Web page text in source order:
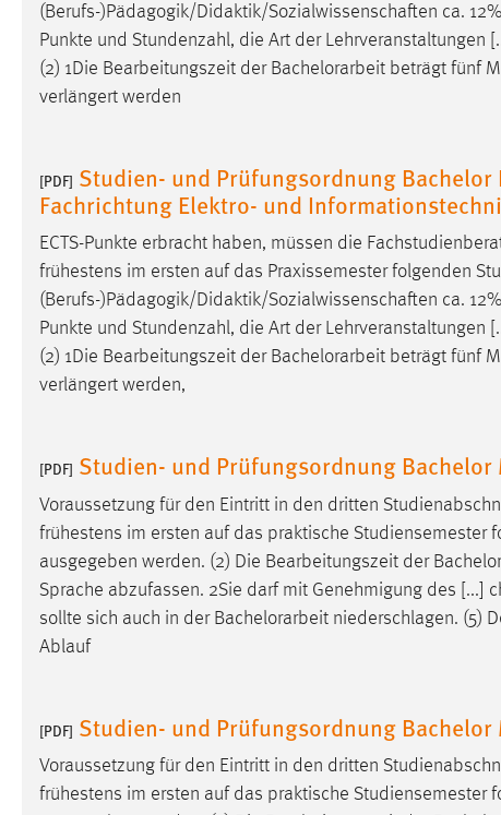
(Berufs-)Pädagogik/Didaktik/Sozialwissenschaften ca.
Punkte und Stundenzahl, die Art der
(2) 1Die Bearbeitungszeit der Bachelorarbeit beträgt fünf
verlängert werden
[PDF] Studien- und Prüfungsordnung
Fachrichtung Elektro- und
ECTS-Punkte erbracht haben, müssen die
frühestens im ersten auf das Praxissemester folgenden
(Berufs-)Pädagogik/Didaktik/Sozialwissenschaften ca.
Punkte und Stundenzahl, die Art der
(2) 1Die Bearbeitungszeit der Bachelorarbeit beträgt fünf
verlängert werden,
[PDF] Studien- und Prüfungsordnung
Voraussetzung für den Eintritt in den dritten
frühestens im ersten auf das praktische Studiensemester
ausgegeben werden. (2) Die Bearbeitungszeit der
Sprache abzufassen. 2Sie darf mit Genehmigung des
sollte sich auch in der Bachelorarbeit niederschlagen. (5)
Ablauf
[PDF] Studien- und Prüfungsordnung
Voraussetzung für den Eintritt in den dritten
frühestens im ersten auf das praktische Studiensemester
eingeloggt ist.
Sprachpräferenz
Zweck:
Das Cookie speichert die gewählte
Sprache der Website.
Cookie Laufzeit: 30 Tage
Chat
Name:
mibew_locale, mibew-chat-frame-style-
Cookie Laufzeit:
MibewSessionID, mibew-chat-frame-
Sitzungslaufzeit, mibew_locale = 3
Jahre, MIBEW_UserID = 1 Jahr
Login
der Website einloggen zu können.
Cookie Laufzeit: